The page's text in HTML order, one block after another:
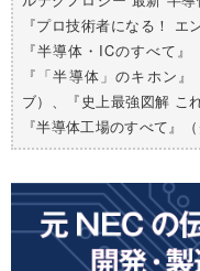
『プロ技術者になる！ エ
『半導体・ICのすべて
『「半導体」のキホン
ブ）、『史上最強図解 こ
『半導体工場のすべて』